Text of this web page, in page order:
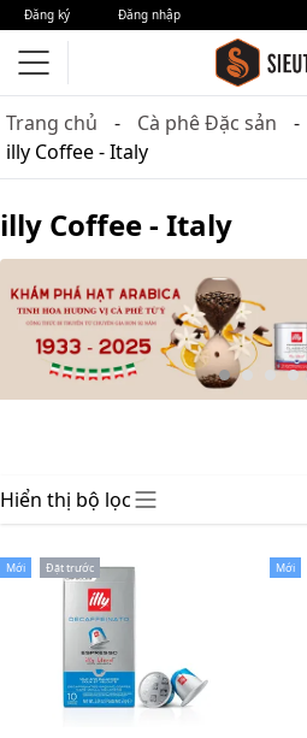
Đăng ký Đăng nhập
Trang chủ Cà phê Đặc sản
illy Coffee - Italy
illy Coffee - Italy
Hiển thị bộ lọc
Mới Đặt trước Mới